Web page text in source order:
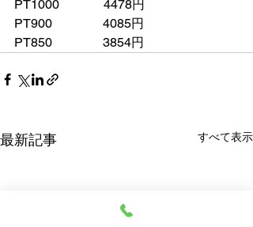
PT1000　　　  4478円
PT900　　　　4085円
PT850　　　　3854円
最新記事 すべて表示